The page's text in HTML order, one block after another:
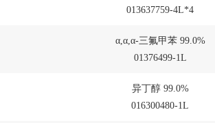
013637759-4L*4
α,α,α-三氟甲苯 99.0%
01376499-1L
异丁醇 99.0%
016300480-1L